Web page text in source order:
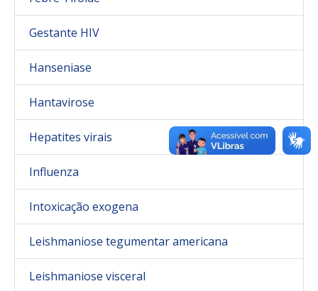
Gestante HIV
Hanseniase
Hantavirose
Hepatites virais
Influenza
Intoxicação exogena
Leishmaniose tegumentar americana
Leishmaniose visceral